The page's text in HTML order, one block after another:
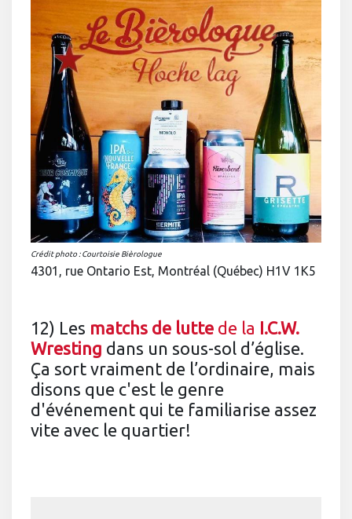
Crédit photo : Courtoisie Bièrologue
4301, rue Ontario Est, Montréal (Québec) H1V 1K5
12) Les matchs de lutte de la I.C.W.
Wresting dans un sous-sol d’église.
Ça sort vraiment de l’ordinaire, mais
disons que c'est le genre
d'événement qui te familiarise assez
vite avec le quartier!